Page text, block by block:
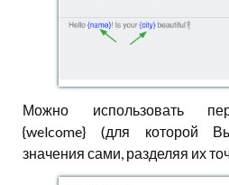
Можно использовать
{welcome} (для которой
значения сами, разделяя их